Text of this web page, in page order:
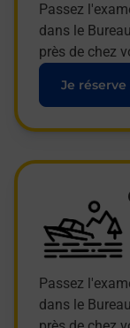
Passez
dans le
près de chez
Je
Passez
dans le